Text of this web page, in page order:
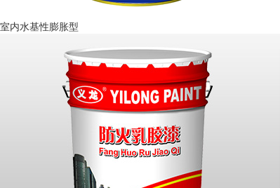
室内水基性膨胀型